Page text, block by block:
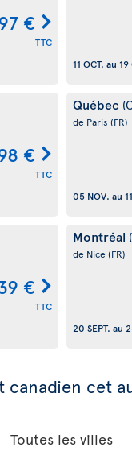
€
TTC
11 OCT. au 19
€
TTC
Québec
de Paris (FR)
05 NOV. au
€
TTC
Montréal
de Nice (FR)
20 SEPT. au
canadien cet